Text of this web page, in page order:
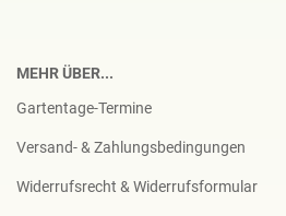
MEHR ÜBER...
Gartentage-Termine
Versand- & Zahlungsbedingungen
Widerrufsrecht & Widerrufsformular